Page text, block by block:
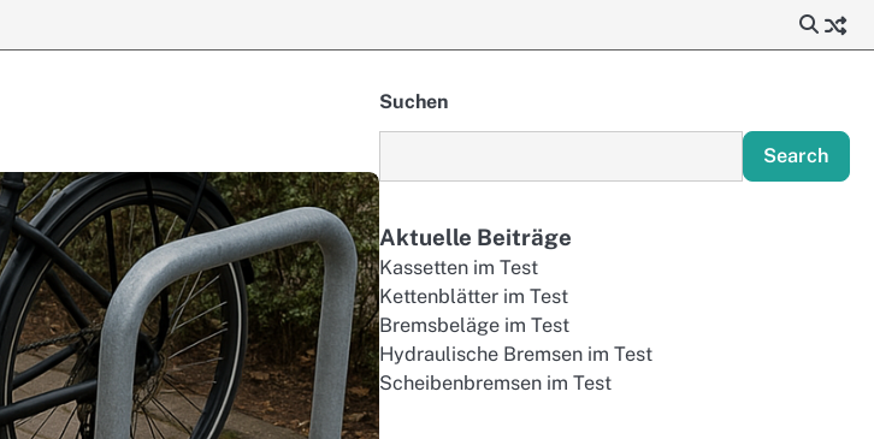
Suchen
Search
Aktuelle Beiträge
Kassetten im Test
Kettenblätter im Test
Bremsbeläge im Test
Hydraulische Bremsen im Test
Scheibenbremsen im Test